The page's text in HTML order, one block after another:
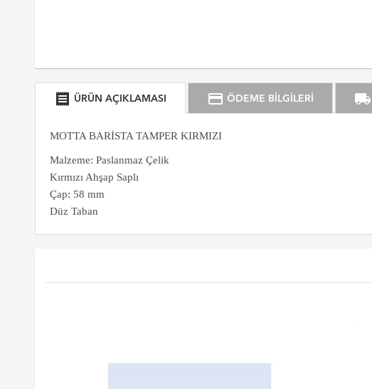
receipt ÜRÜN AÇIKLAMASI credit_card ÖDEME BİLGİLERİ local_shipping
MOTTA BARİSTA TAMPER KIRMIZI
Malzeme: Paslanmaz Çelik
Kırmızı Ahşap Saplı
Çap: 58 mm
Düz Taban